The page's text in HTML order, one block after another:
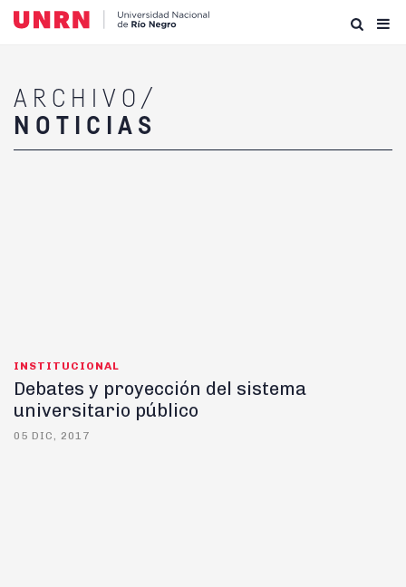
ARCHIVO/
NOTICIAS
INSTITUCIONAL
Debates y proyección del sistema
universitario público
05 DIC, 2017